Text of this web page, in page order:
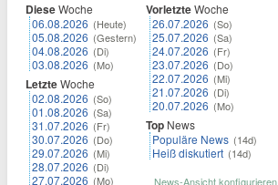
DieseWoche
06.08.2026 (Heute)
05.08.2026 (Gestern)
04.08.2026 (Di)
03.08.2026 (Mo)
LetzteWoche
02.08.2026 (So)
01.08.2026 (Sa)
31.07.2026 (Fr)
30.07.2026 (Do)
29.07.2026 (Mi)
28.07.2026 (Di)
27.07.2026 (Mo)
VorletzteWoche
26.07.2026 (So)
25.07.2026 (Sa)
24.07.2026 (Fr)
23.07.2026 (Do)
22.07.2026 (Mi)
21.07.2026 (Di)
20.07.2026 (Mo)
Top News
Populäre News (14d)
Heiß diskutiert (14d)
News-Ansicht konfigurieren